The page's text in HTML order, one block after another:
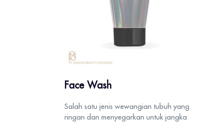
Face Wash
Salah satu jenis wewangian tubuh yang
ringan dan menyegarkan untuk jangka